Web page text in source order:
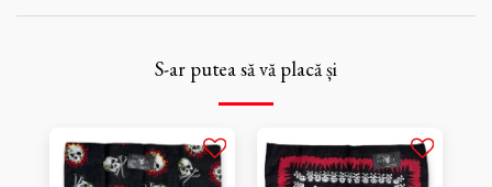
S-ar putea să vă placă și